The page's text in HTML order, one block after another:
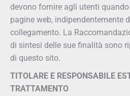
devono fornire agli utenti
pagine web, indipendentemente
collegamento. La
di sintesi delle sue finalità sono
di questo sito.
TITOLARE E RESPONSABILE
TRATTAMENTO